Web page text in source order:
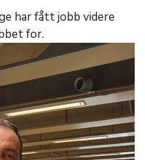
har fått jobb videre
for.